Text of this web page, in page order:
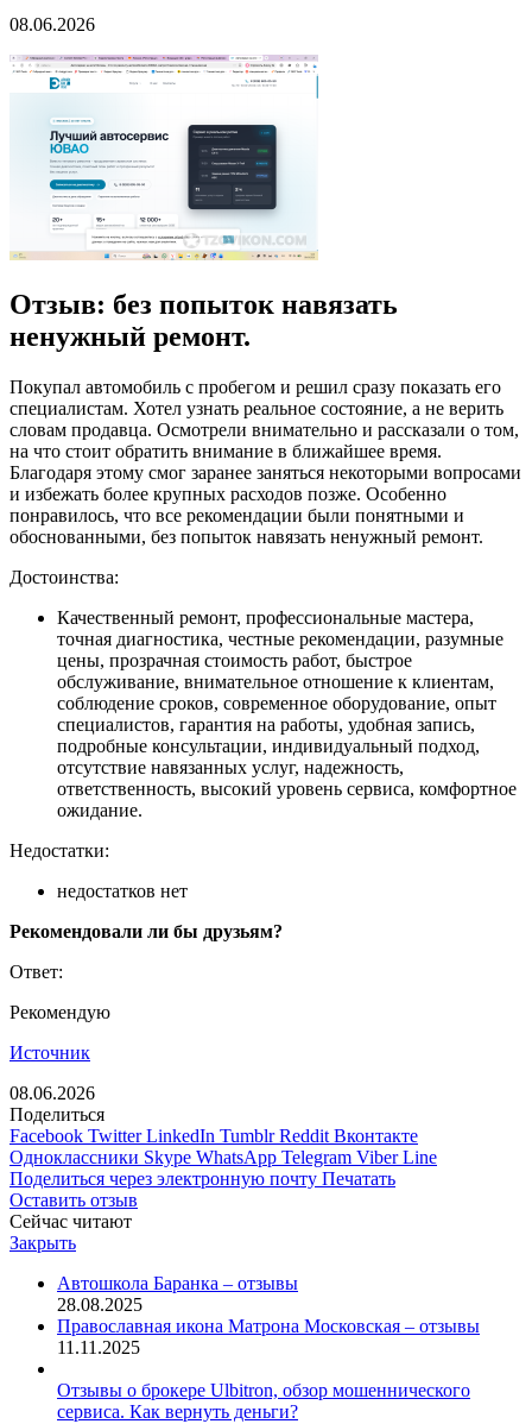
08.06.2026
Отзыв: без попыток навязать
ненужный ремонт.
Покупал автомобиль с пробегом и решил сразу показать его
специалистам. Хотел узнать реальное состояние, а не верить
словам продавца. Осмотрели внимательно и рассказали о том,
на что стоит обратить внимание в ближайшее время.
Благодаря этому смог заранее заняться некоторыми вопросами
и избежать более крупных расходов позже. Особенно
понравилось, что все рекомендации были понятными и
обоснованными, без попыток навязать ненужный ремонт.
Достоинства:
Качественный ремонт, профессиональные мастера,
точная диагностика, честные рекомендации, разумные
цены, прозрачная стоимость работ, быстрое
обслуживание, внимательное отношение к клиентам,
соблюдение сроков, современное оборудование, опыт
специалистов, гарантия на работы, удобная запись,
подробные консультации, индивидуальный подход,
отсутствие навязанных услуг, надежность,
ответственность, высокий уровень сервиса, комфортное
ожидание.
Недостатки:
недостатков нет
Рекомендовали ли бы друзьям?
Ответ:
Рекомендую
Источник
08.06.2026
Поделиться
Facebook Twitter LinkedIn Tumblr Reddit Вконтакте
Одноклассники Skype WhatsApp Telegram Viber Line
Поделиться через электронную почту Печатать
Оставить отзыв
Сейчас читают
Закрыть
Автошкола Баранка – отзывы
28.08.2025
Православная икона Матрона Московская – отзывы
11.11.2025
Отзывы о брокере Ulbitron, обзор мошеннического
сервиса. Как вернуть деньги?